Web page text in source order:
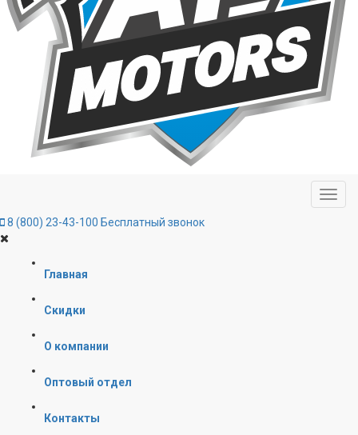
8 (800) 23-43-100 Бесплатный звонок
Главная
Скидки
О компании
Оптовый отдел
Контакты